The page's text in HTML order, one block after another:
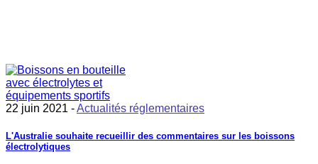
22 juin 2021 -Actualités réglementaires
L'Australie souhaite recueillir des commentaires sur les boissons
électrolytiques